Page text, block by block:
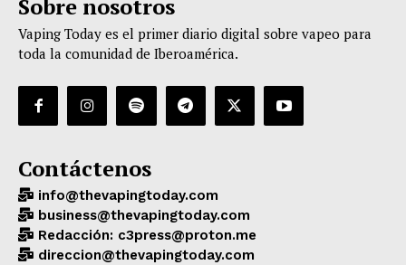
Sobre nosotros
Vaping Today es el primer diario digital sobre vapeo para
toda la comunidad de Iberoamérica.
Contáctenos
info@thevapingtoday.com
business@thevapingtoday.com
Redacción: c3press@proton.me
direccion@thevapingtoday.com